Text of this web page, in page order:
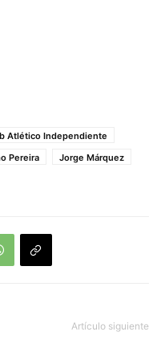
Atlético Independiente
Pereira
Jorge Márquez
Artículo siguiente